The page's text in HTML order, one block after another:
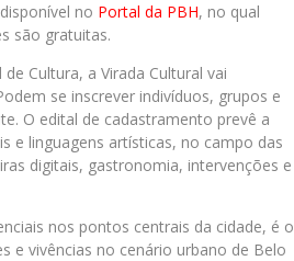
no Portal da PBH, no qual
são gratuitas.
Cultura, a Virada Cultural vai
se inscrever indivíduos, grupos e
O edital de cadastramento prevê a
e linguagens artísticas, no campo das
digitais, gastronomia, intervenções e
nos pontos centrais da cidade, é o
e vivências no cenário urbano de Belo